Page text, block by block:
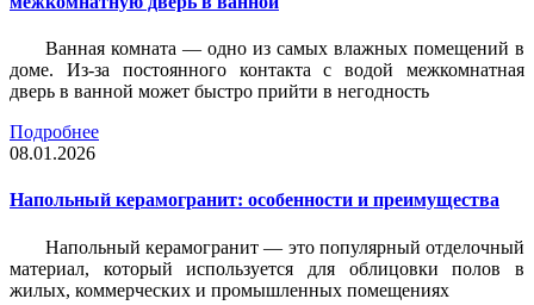
Ванная комната — одно из самых влажных помещений в
доме. Из-за постоянного контакта с водой межкомнатная
дверь в ванной может быстро прийти в негодность
Подробнее
08.01.2026
Напольный керамогранит: особенности и преимущества
Напольный керамогранит — это популярный отделочный
материал, который используется для облицовки полов в
жилых, коммерческих и промышленных помещениях